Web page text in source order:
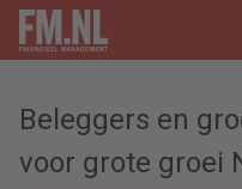
Beleggers en
voor grote groei